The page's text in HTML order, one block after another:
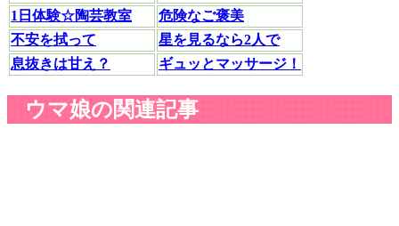
1日体験☆陶芸教室
危険なご褒美
不安を拭って
星を見るなら2人で
息抜きは甘え？
ギュッとマッサージ！
ウマ娘の関連記事